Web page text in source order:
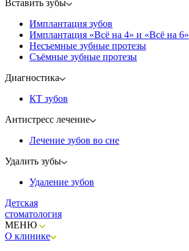
Вставить зубы
Имплантация зубов
Имплантация «‎Всё на 4» и «‎Всё на 6»
Несъемные зубные протезы
Съёмные зубные протезы
Диагностика
КТ зубов
Антистресс лечение
Лечение зубов во сне
Удалить зубы
Удаление зубов
Детская
стоматология
МЕНЮ
О клинике